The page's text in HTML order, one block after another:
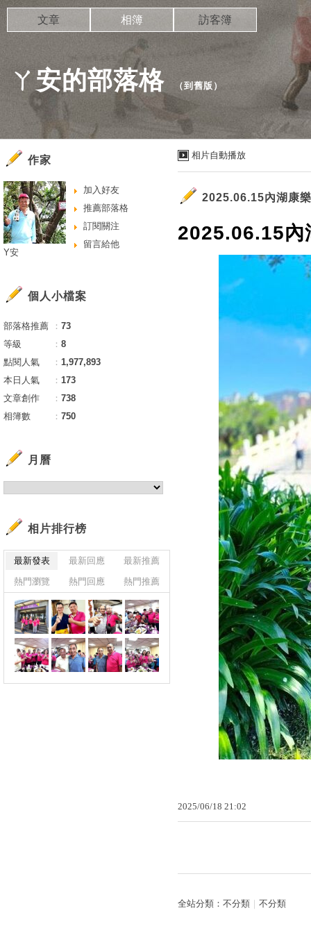
ㄚ安的部落格 （到舊版 ）
文章 相簿 訪客簿
相片自動播放
2025.06.15內湖康
2025.06.15內
2025/06/18 21:02
全站分類： 不分類 不分類
作家
加入好友
推薦部落格
訂閱關注
留言給他
Y安
個人小檔案
部落格推薦 ： 73
等級
： 8
點閱人氣
： 1,977,893
本日人氣
： 173
文章創作
： 738
相簿數
： 750
月曆
相片排行榜
最新發表 最新回應
最新推薦
熱門瀏覽
熱門回應 熱門推薦